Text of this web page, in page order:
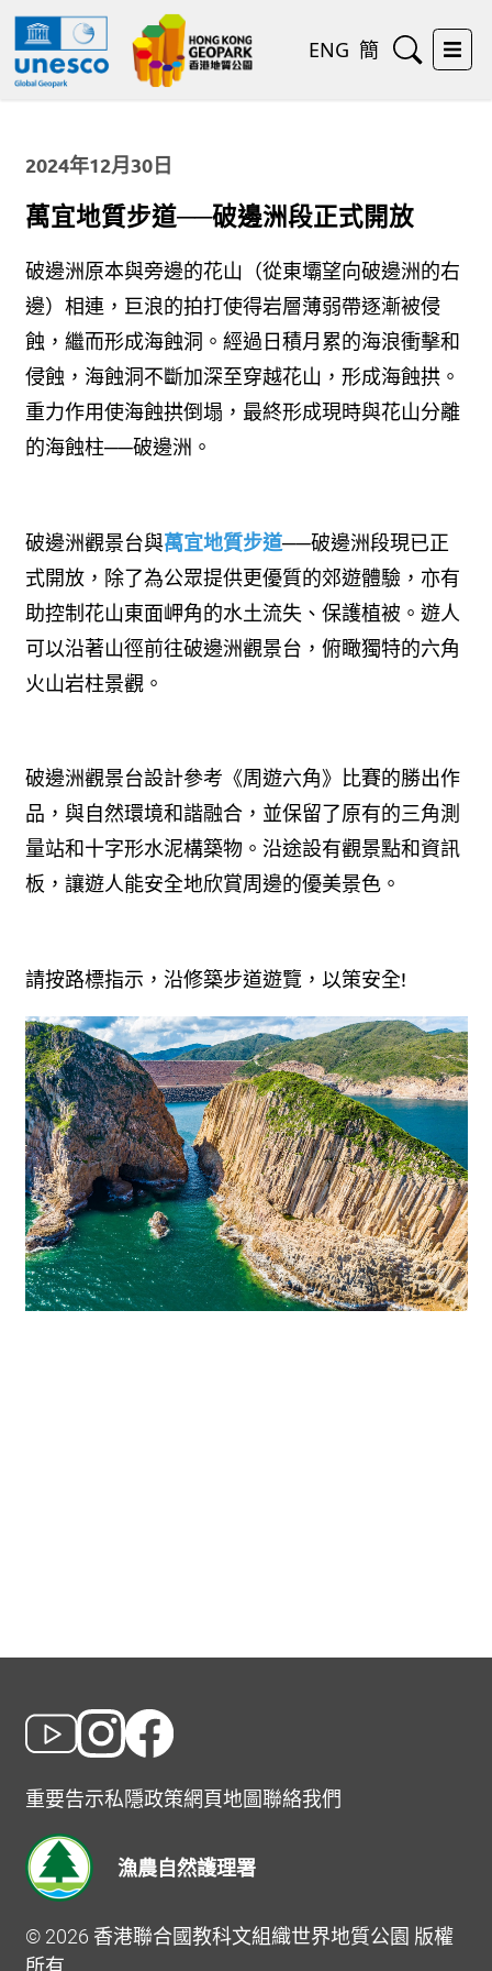
ENG 簡 搜尋
打
2024年12月30日
萬宜地質步道──破邊洲段正式開放
破邊洲原本與旁邊的花山（從東壩望向破邊洲的右
邊）相連，巨浪的拍打使得岩層薄弱帶逐漸被侵
蝕，繼而形成海蝕洞。經過日積月累的海浪衝擊和
侵蝕，海蝕洞不斷加深至穿越花山，形成海蝕拱。
重力作用使海蝕拱倒塌，最終形成現時與花山分離
的海蝕柱──破邊洲。
破邊洲觀景台與萬宜地質步道──破邊洲段現已正
式開放，除了為公眾提供更優質的郊遊體驗，亦有
助控制花山東面岬角的水土流失、保護植被。遊人
可以沿著山徑前往破邊洲觀景台，俯瞰獨特的六角
火山岩柱景觀。
破邊洲觀景台設計參考《周遊六角》比賽的勝出作
品，與自然環境和諧融合，並保留了原有的三角測
量站和十字形水泥構築物。沿途設有觀景點和資訊
板，讓遊人能安全地欣賞周邊的優美景色。
請按路標指示，沿修築步道遊覽，以策安全!
漁農自然護理署
© 2026 香港聯合國教科文組織世界地質公園 版權
所有
重要告示私隱政策網頁地圖聯絡我們